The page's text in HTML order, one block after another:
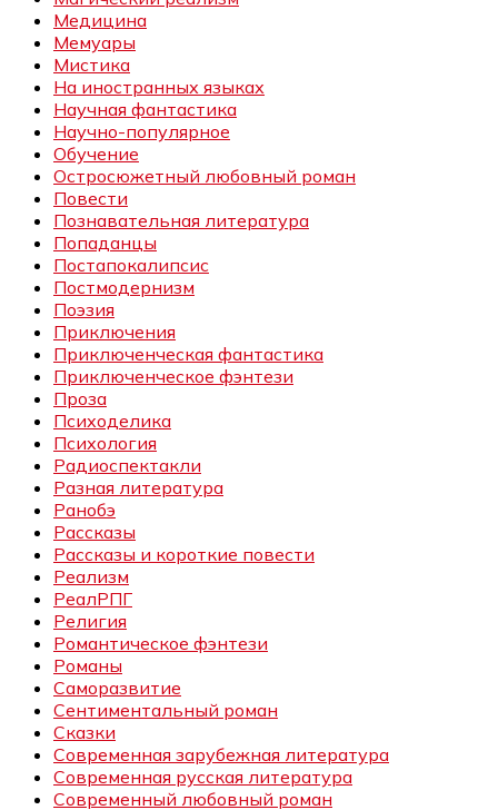
Медицина
Мемуары
Мистика
На иностранных языках
Научная фантастика
Научно-популярное
Обучение
Остросюжетный любовный роман
Повести
Познавательная литература
Попаданцы
Постапокалипсис
Постмодернизм
Поэзия
Приключения
Приключенческая фантастика
Приключенческое фэнтези
Проза
Психоделика
Психология
Радиоспектакли
Разная литература
Ранобэ
Рассказы
Рассказы и короткие повести
Реализм
РеалРПГ
Религия
Романтическое фэнтези
Романы
Саморазвитие
Сентиментальный роман
Сказки
Современная зарубежная литература
Современная русская литература
Современный любовный роман